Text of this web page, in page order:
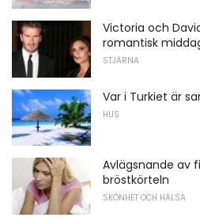
Victoria och
romantisk
STJÄRNA
Var i Turkiet är
HUS
Avlägsnande av
bröstkörteln
SKÖNHET OCH HÄLSA